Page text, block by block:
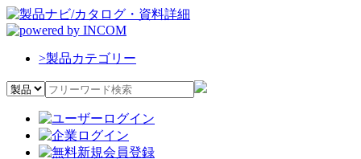
>製品カテゴリー